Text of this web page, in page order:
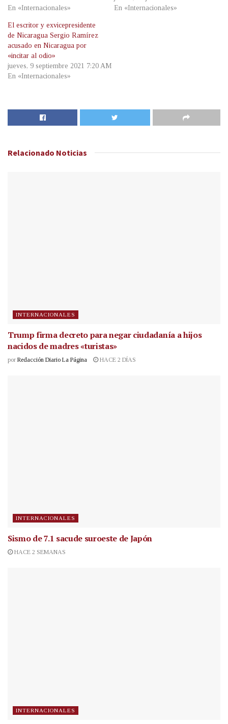
En «Internacionales»
En «Internacionales»
El escritor y exvicepresidente
de Nicaragua Sergio Ramírez
acusado en Nicaragua por
«incitar al odio»
jueves, 9 septiembre 2021 7:20 AM
En «Internacionales»
Relacionado Noticias
INTERNACIONALES
Trump firma decreto para negar ciudadanía a hijos
nacidos de madres «turistas»
por Redacción Diario La Página HACE 2 DÍAS
INTERNACIONALES
Sismo de 7.1 sacude suroeste de Japón
HACE 2 SEMANAS
INTERNACIONALES